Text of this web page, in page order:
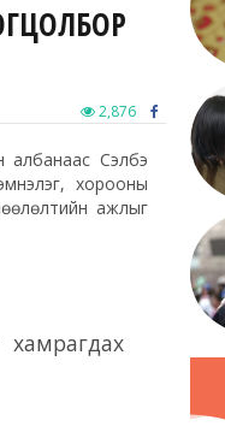
2,876
албанаас Сэлбэ
хорооны
ажлыг
хамрагдах